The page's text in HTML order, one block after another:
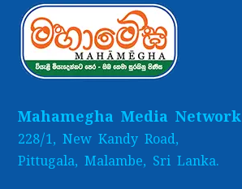
Mahamegha Media Network
228/1, New Kandy Road,
Pittugala, Malambe, Sri Lanka.